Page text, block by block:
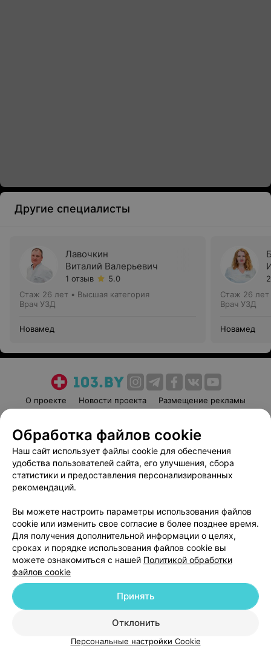
Другие специалисты
Лавочкин
Виталий Валерьевич
1 отзыв
5.0
Стаж 26 лет • Высшая категория
Врач УЗД
Новамед
Стаж 26 лет
Врач УЗД
Новамед
О проекте Новости проекта
Размещение рекламы
Пользовательское соглашение
Способы оплаты
Вакансии
Партнеры
Написать руководителю 103.by
Обработка персональных данных
© 2026 ООО «Артокс Лаб», УНП 191700409
| 220012, Республика Беларусь,
Служба поддержки +375 291212755
Обработка файлов cookie
Наш сайт использует файлы cookie для обеспечения
удобства пользователей сайта, его улучшения, сбора
статистики и предоставления персонализированных
рекомендаций.
Вы можете настроить параметры использования файлов
cookie или изменить свое согласие в более позднее время.
Для получения дополнительной информации о целях,
сроках и порядке использования файлов cookie вы
можете ознакомиться с нашей Политикой обработки
файлов cookie
Отклонить
Принять
Персональные настройки Cookie